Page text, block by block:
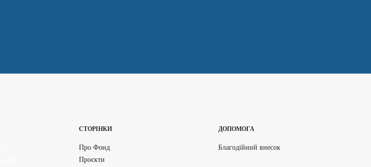
СТОРІНКИ
Про Фонд
Проєкти
ДОПОМОГА
Благодійний внесок